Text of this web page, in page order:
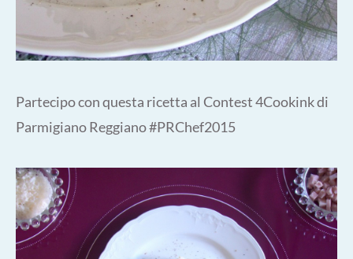
Partecipo con questa ricetta al Contest 4Cookink di
Parmigiano Reggiano #PRChef2015